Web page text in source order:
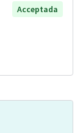
Acceptada